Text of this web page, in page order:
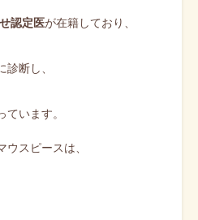
認定医が在籍しており、
断し、
います。
スピースは、